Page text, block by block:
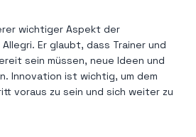
wichtiger Aspekt der
Er glaubt, dass Trainer und
sein müssen, neue Ideen und
Innovation ist wichtig, um dem
voraus zu sein und sich weiter zu